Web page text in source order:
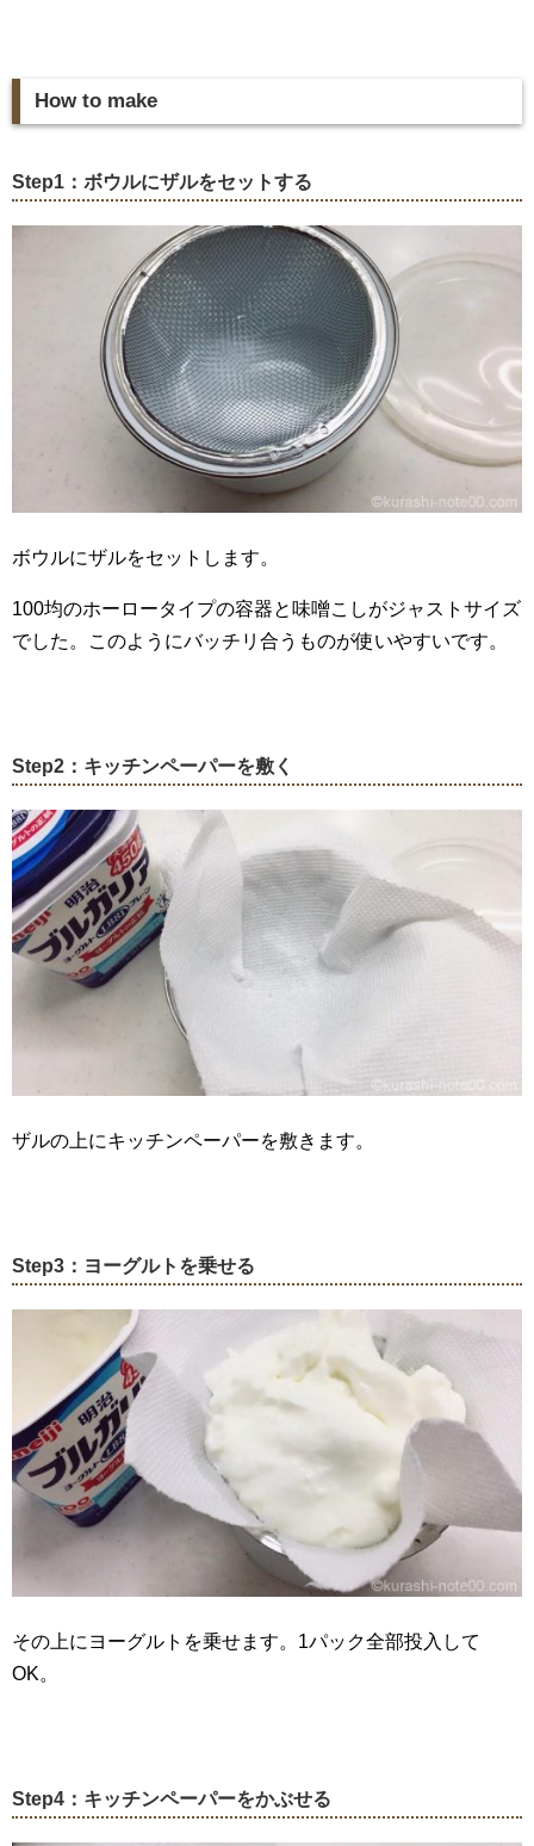
How to make
Step1：ボウルにザルをセットする
ボウルにザルをセットします。
100均のホーロータイプの容器と味噌こしがジャストサイズ
でした。このようにバッチリ合うものが使いやすいです。
Step2：キッチンペーパーを敷く
ザルの上にキッチンペーパーを敷きます。
Step3：ヨーグルトを乗せる
その上にヨーグルトを乗せます。1パック全部投入して
OK。
Step4：キッチンペーパーをかぶせる